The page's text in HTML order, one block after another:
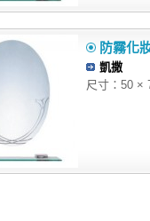
防霧化
凱撒
尺寸：50 ×